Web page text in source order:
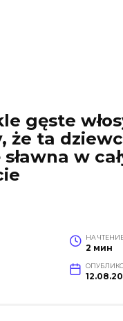
gęste
że ta
sławna w
НА
2 мин